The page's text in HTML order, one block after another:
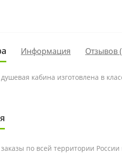
Информация Отзывов
кабина изготовлена в
по всей территории России